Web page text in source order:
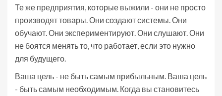
Те же предприятия, которые выжили - они не просто
производят товары. Они создают системы. Они
обучают. Они экспериментируют. Они слушают. Они
не боятся менять то, что работает, если это нужно
для будущего.
Ваша цель - не быть самым прибыльным. Ваша цель
- быть самым необходимым. Когда вы становитесь